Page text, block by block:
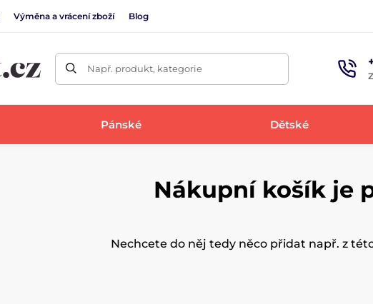
Výměna a vrácení zboží Blog
Např. produkt, kategorie
Pánské Dětské
Nákupní košík je
Nechcete do něj tedy něco přidat např. z